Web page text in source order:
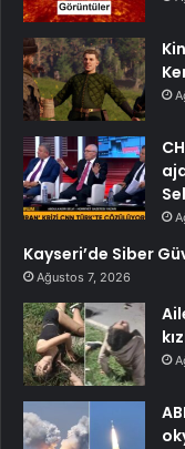
Kayseri’de Siber
Ağustos 7, 2026